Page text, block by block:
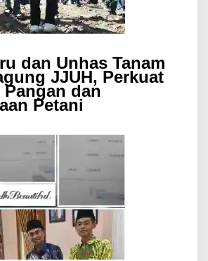
dan Unhas Tanam
JJUH, Perkuat
dan
Petani